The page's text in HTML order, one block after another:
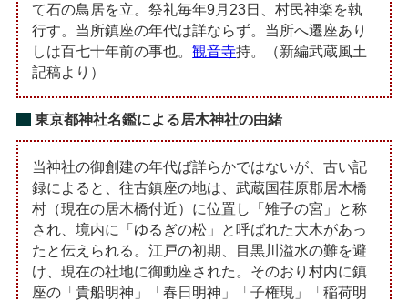
て石の鳥居を立。祭礼毎年9月23日、村民神楽を執
行す。当所鎮座の年代は詳ならず。当所へ遷座あり
しは百七十年前の事也。観音寺持。（新編武蔵風土
記稿より）
東京都神社名鑑による居木神社の由緒
当神社の御創建の年代ば詳らかではないが、古い記
録によると、往古鎮座の地は、武蔵国荏原郡居木橋
村（現在の居木橋付近）に位置し「雉子の宮」と称
され、境内に「ゆるぎの松」と呼ばれた大木があっ
たと伝えられる。江戸の初期、目黒川溢水の難を避
け、現在の社地に御動座された。そのおり村内に鎮
座の「貴船明神」「春日明神」「子権現」「稲荷明